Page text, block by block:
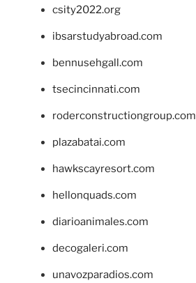
csity2022.org
ibsarstudyabroad.com
bennusehgall.com
tsecincinnati.com
roderconstructiongroup.com
plazabatai.com
hawkscayresort.com
hellonquads.com
diarioanimales.com
decogaleri.com
unavozparadios.com